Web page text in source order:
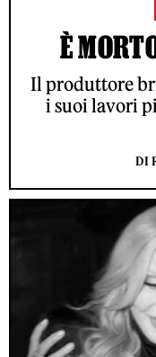
È
Il produttore
i suoi lavori
DI